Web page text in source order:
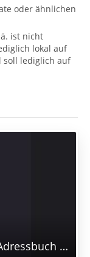
oder ähnlichen
ist nicht
lokal auf
soll lediglich auf
Screenshot1 Thunderbird Mac Adressbuch leer.png